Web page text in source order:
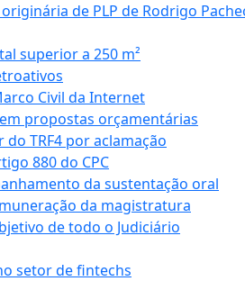
de PLP de Rodrigo
superior a 250 m²
Civil da Internet
propostas orçamentárias
TRF4 por aclamação
880 do CPC
da sustentação oral
da magistratura
de todo o Judiciário
setor de fintechs